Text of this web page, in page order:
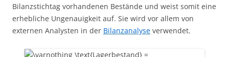
Bilanzstichtag vorhandenen Bestände und weist somit eine
erhebliche Ungenauigkeit auf. Sie wird vor allem von
externen Analysten in der Bilanzanalyse verwendet.